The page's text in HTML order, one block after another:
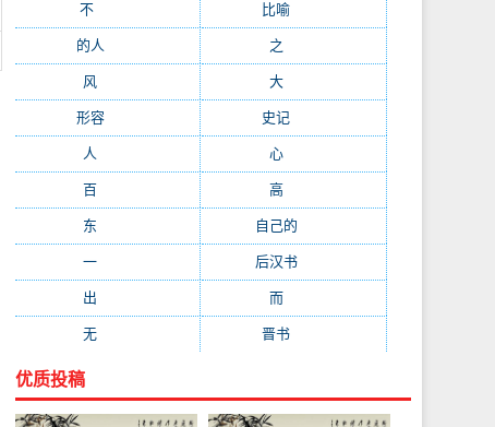
不(1048) 比喻
的人 之
风 大(292)
形容(281) 史记
人 心(200)
百 高(190)
东 自己的
一 后汉书(177)
出 而(164)
无 晋书
优质投稿